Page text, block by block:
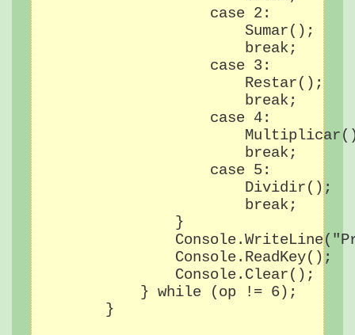
                    case 2:
                        Sumar();
                        break;
                    case 3:
                        Restar();
                        break;
                    case 4:
                        break;
                    case 5:
                        Dividir();
                        break;
                }
                Console.ReadKey();
                Console.Clear();
            } while (op != 6);
        }